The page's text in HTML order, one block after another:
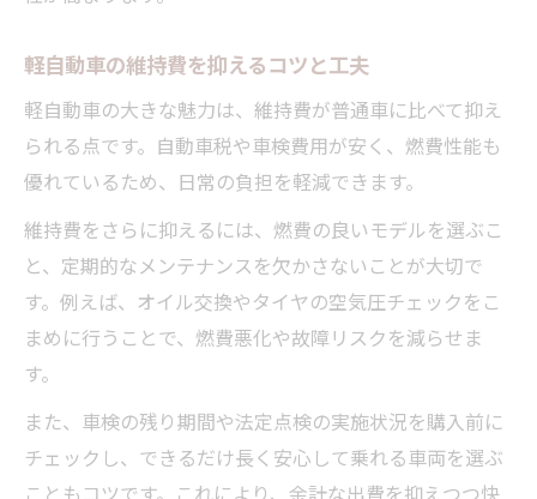
軽自動車の維持費を抑えるコツと工夫
軽自動車の大きな魅力は、維持費が普通車に比べて抑え
られる点です。自動車税や車検費用が安く、燃費性能も
優れているため、日常の負担を軽減できます。
維持費をさらに抑えるには、燃費の良いモデルを選ぶこ
と、定期的なメンテナンスを欠かさないことが大切で
す。例えば、オイル交換やタイヤの空気圧チェックをこ
まめに行うことで、燃費悪化や故障リスクを減らせま
す。
また、車検の残り期間や法定点検の実施状況を購入前に
チェックし、できるだけ長く安心して乗れる車両を選ぶ
こともコツです。これにより、余計な出費を抑えつつ快